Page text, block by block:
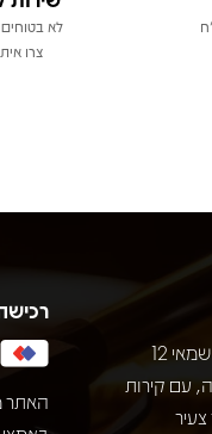
לא
צרו
חנות תקליטים מיתולוגית ברחוב שמאי 12
עם קירות
האתר